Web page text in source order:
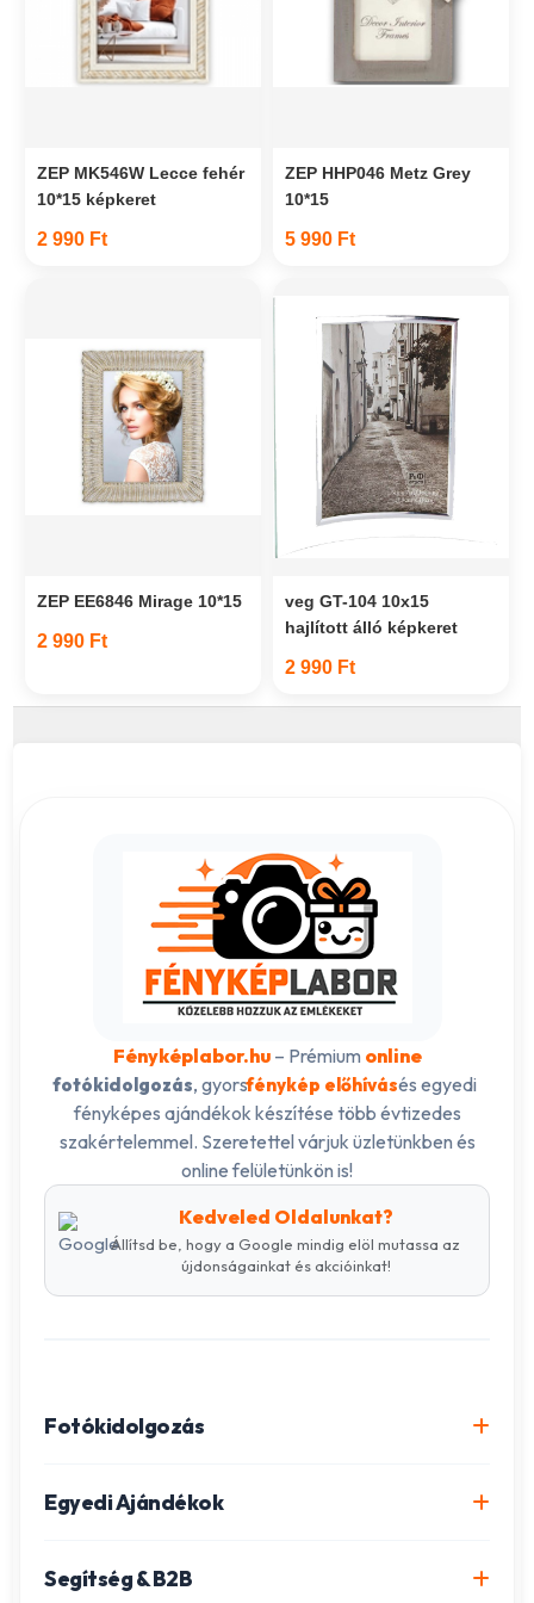
ZEP MK546W Lecce fehér
10*15 képkeret
2 990 Ft
ZEP HHP046 Metz Grey
10*15
5 990 Ft
ZEP EE6846 Mirage 10*15
2 990 Ft
veg GT-104 10x15
hajlított álló képkeret
2 990 Ft
Fényképlabor.hu– Prémium online
fotókidolgozás, gyorsfénykép előhívásés egyedi
fényképes ajándékok készítése több évtizedes
szakértelemmel. Szeretettel várjuk üzletünkben és
online felületünkön is!
Kedveled Oldalunkat?
Állítsd be, hogy a Google mindig elöl mutassa az
újdonságainkat és akcióinkat!
Fotókidolgozás
Igazolványkép készítés
Egyedi Ajándékok
Segítség & B2B